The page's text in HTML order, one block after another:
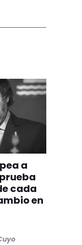
a
cada
en